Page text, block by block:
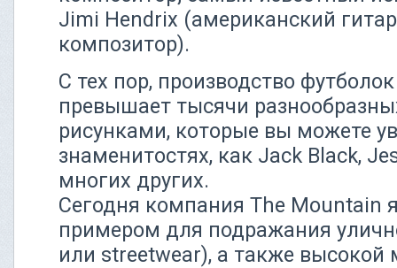
Jimi Hendrix (американский
композитор).
С тех пор, производство
превышает тысячи
рисунками, которые вы можете
знаменитостях, как Jack Black,
многих других.
Сегодня компания The Mountain
примером для подражания
или streetwear), а также высокой